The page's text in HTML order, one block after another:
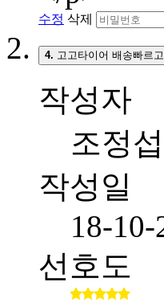
수정 삭제
4. 고고타이어 배송빠르
작성자
조정섭
작성일
18-10-
선호도